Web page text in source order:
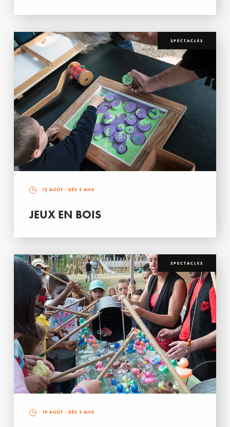
SPECTACLES
12 AOÛT - DÈS 5 ANS
JEUX EN BOIS
SPECTACLES
19 AOÛT - DÈS 3 ANS